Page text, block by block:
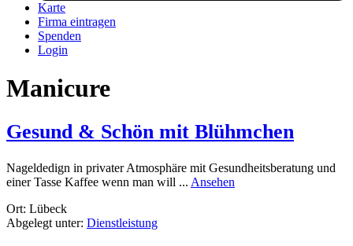
Karte
Firma eintragen
Spenden
Login
Manicure
Gesund & Schön mit Blühmchen
Nageldedign in privater Atmosphäre mit Gesundheitsberatung und
einer Tasse Kaffee wenn man will ... Ansehen
Ort: Lübeck
Abgelegt unter: Dienstleistung